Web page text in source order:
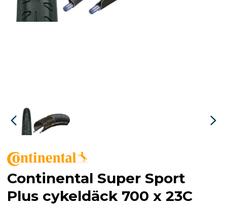
Continental Super Sport
Plus cykeldäck 700 x 23C